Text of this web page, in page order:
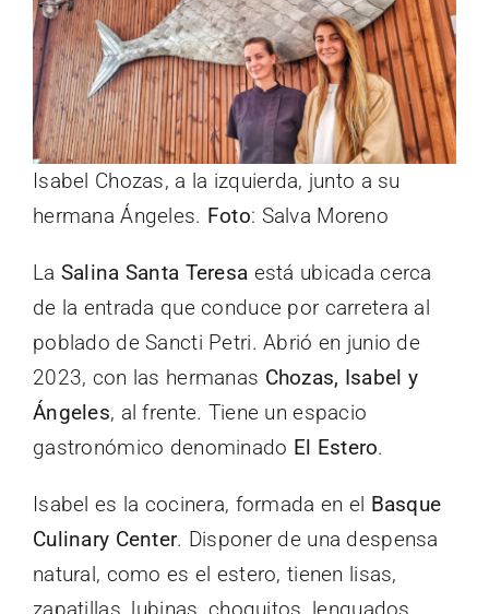
Isabel Chozas, a la izquierda, junto a su
hermana Ángeles. Foto: Salva Moreno
La Salina Santa Teresa está ubicada cerca
de la entrada que conduce por carretera al
poblado de Sancti Petri. Abrió en junio de
2023, con las hermanas Chozas, Isabel y
Ángeles, al frente. Tiene un espacio
gastronómico denominado El Estero.
Isabel es la cocinera, formada en el Basque
Culinary Center. Disponer de una despensa
natural, como es el estero, tienen lisas,
zapatillas, lubinas, choquitos, lenguados,